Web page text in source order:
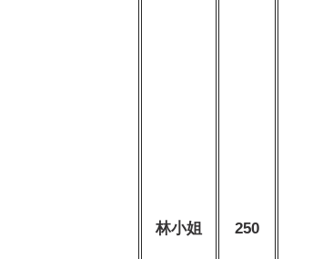
林小姐 250